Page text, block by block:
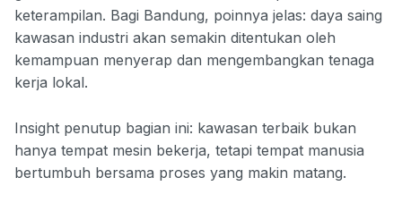
keterampilan. Bagi Bandung, poinnya jelas: daya saing
kawasan industri akan semakin ditentukan oleh
kemampuan menyerap dan mengembangkan tenaga
kerja lokal.
Insight penutup bagian ini: kawasan terbaik bukan
hanya tempat mesin bekerja, tetapi tempat manusia
bertumbuh bersama proses yang makin matang.